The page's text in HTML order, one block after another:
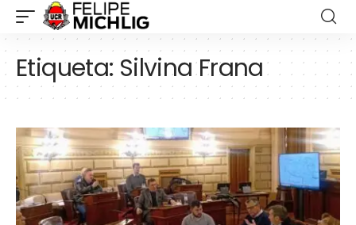
Etiqueta: Silvina Frana